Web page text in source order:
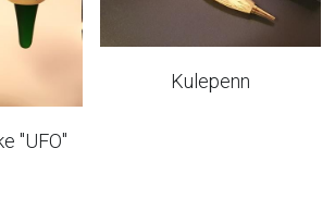
"UFO"
Kulepenn